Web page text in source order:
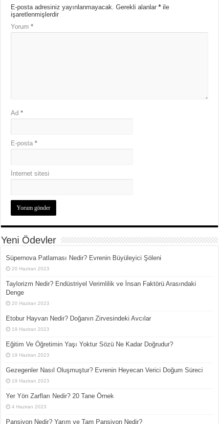
E-posta adresiniz yayınlanmayacak. Gerekli alanlar* ile
işaretlenmişlerdir
Yorum*
Ad*
E-posta*
İnternet sitesi
Yeni Ödevler
Süpernova Patlaması Nedir? Evrenin Büyüleyici Şöleni
20 Haziran 2023
Taylorizm Nedir? Endüstriyel Verimlilik ve İnsan Faktörü Arasındaki
Denge
20 Haziran 2023
Etobur Hayvan Nedir? Doğanın Zirvesindeki Avcılar
19 Haziran 2023
Eğitim Ve Öğretimin Yaşı Yoktur Sözü Ne Kadar Doğrudur?
19 Haziran 2023
Gezegenler Nasıl Oluşmuştur? Evrenin Heyecan Verici Doğum Süreci
19 Haziran 2023
Yer Yön Zarfları Nedir? 20 Tane Örnek
4 Haziran 2023
Pansiyon Nedir? Yarım ve Tam Pansiyon Nedir?